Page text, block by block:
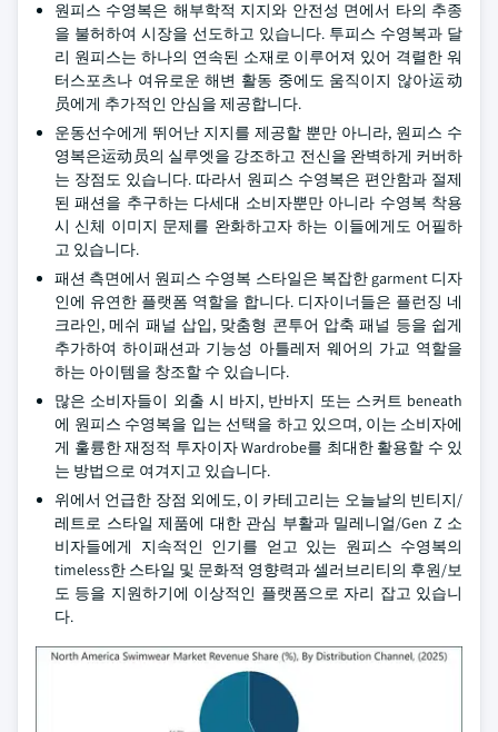
원피스 수영복은 해부학적 지지와 안전성 면에서 타의 추종
을 불허하여 시장을 선도하고 있습니다. 투피스 수영복과 달
리 원피스는 하나의 연속된 소재로 이루어져 있어 격렬한 워
터스포츠나 여유로운 해변 활동 중에도 움직이지 않아运动
员에게 추가적인 안심을 제공합니다.
운동선수에게 뛰어난 지지를 제공할 뿐만 아니라, 원피스 수
영복은运动员의 실루엣을 강조하고 전신을 완벽하게 커버하
는 장점도 있습니다. 따라서 원피스 수영복은 편안함과 절제
된 패션을 추구하는 다세대 소비자뿐만 아니라 수영복 착용
시 신체 이미지 문제를 완화하고자 하는 이들에게도 어필하
고 있습니다.
패션 측면에서 원피스 수영복 스타일은 복잡한 garment 디자
인에 유연한 플랫폼 역할을 합니다. 디자이너들은 플런징 네
크라인, 메쉬 패널 삽입, 맞춤형 콘투어 압축 패널 등을 쉽게
추가하여 하이패션과 기능성 아틀레저 웨어의 가교 역할을
하는 아이템을 창조할 수 있습니다.
많은 소비자들이 외출 시 바지, 반바지 또는 스커트 beneath
에 원피스 수영복을 입는 선택을 하고 있으며, 이는 소비자에
게 훌륭한 재정적 투자이자 Wardrobe를 최대한 활용할 수 있
는 방법으로 여겨지고 있습니다.
위에서 언급한 장점 외에도, 이 카테고리는 오늘날의 빈티지/
레트로 스타일 제품에 대한 관심 부활과 밀레니얼/Gen Z 소
비자들에게 지속적인 인기를 얻고 있는 원피스 수영복의
timeless한 스타일 및 문화적 영향력과 셀러브리티의 후원/보
도 등을 지원하기에 이상적인 플랫폼으로 자리 잡고 있습니
다.